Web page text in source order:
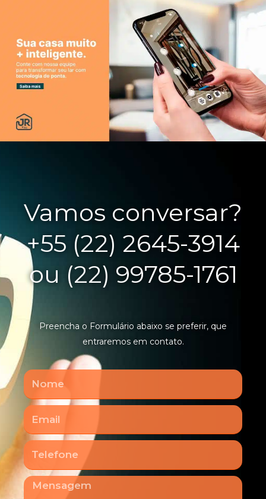
Vamos conversar?
+55 (22) 2645-3914
ou (22) 99785-1761
Preencha o Formulário abaixo se preferir, que
entraremos em contato.
Nome
Email
Telefone
Mensagem